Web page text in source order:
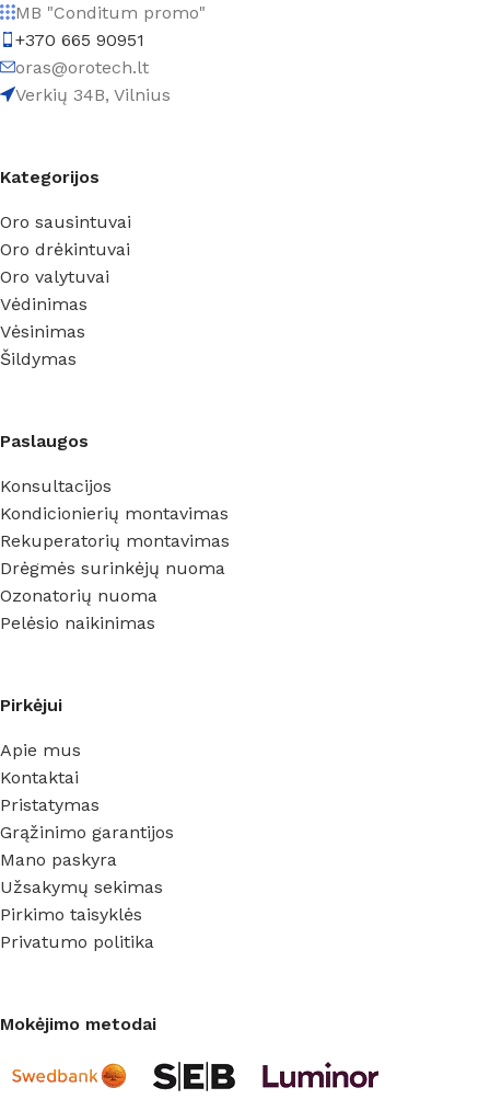
MB "Conditum promo"
+370 665 90951
oras@orotech.lt
Verkių 34B, Vilnius
Kategorijos
Oro sausintuvai
Oro drėkintuvai
Oro valytuvai
Vėdinimas
Vėsinimas
Šildymas
Paslaugos
Konsultacijos
Kondicionierių montavimas
Rekuperatorių montavimas
Drėgmės surinkėjų nuoma
Ozonatorių nuoma
Pelėsio naikinimas
Pirkėjui
Apie mus
Kontaktai
Pristatymas
Grąžinimo garantijos
Mano paskyra
Užsakymų sekimas
Pirkimo taisyklės
Privatumo politika
Mokėjimo metodai